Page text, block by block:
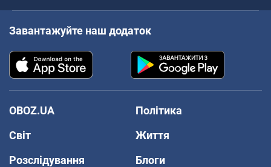
Завантажуйте наш додаток
OBOZ.UA
Політика
Світ
Життя
Розслідування
Блоги